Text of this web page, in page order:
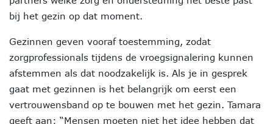
bij het gezin op dat moment.
Gezinnen geven vooraf toestemming, zodat
zorgprofessionals tijdens de vroegsignalering kunnen
afstemmen als dat noodzakelijk is. Als je in gesprek
gaat met gezinnen is het belangrijk om eerst een
vertrouwensband op te bouwen met het gezin. Tamara
geeft aan: “Mensen moeten niet het idee hebben dat